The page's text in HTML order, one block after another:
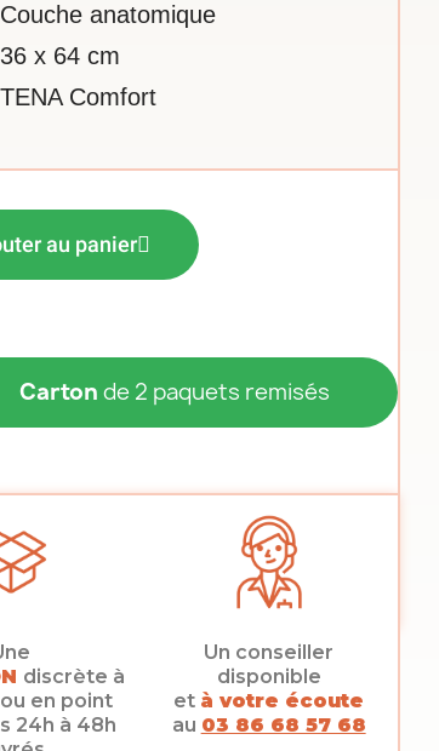
Couche anatomique
36 x 64 cm
TENA Comfort
au panier
Carton de 2 paquets remisés
discrète à
en point
24h à 48h
Un conseiller
disponible
et à votre écoute
au 03 86 68 57 68